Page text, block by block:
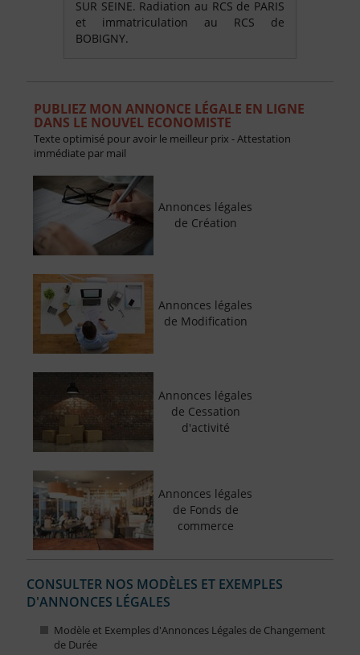
SUR SEINE. Radiation au RCS de PARIS
et immatriculation au RCS de
BOBIGNY.
PUBLIEZ MON ANNONCE LÉGALE EN LIGNE
DANS LE NOUVEL ECONOMISTE
Texte optimisé pour avoir le meilleur prix - Attestation
immédiate par mail
Annonces légales
de Création
Annonces légales
de Modification
Annonces légales
de Cessation
d'activité
Annonces légales
de Fonds de
commerce
CONSULTER NOS MODÈLES ET EXEMPLES
D'ANNONCES LÉGALES
Modèle et Exemples d'Annonces Légales de Changement
de Durée